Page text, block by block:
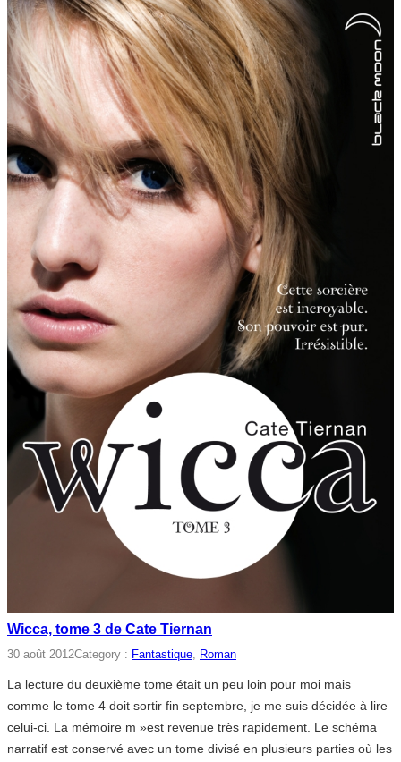
Wicca, tome 3 de Cate Tiernan
30 août 2012Category : Fantastique Roman
La lecture du deuxième tome était un peu loin pour moi mais
comme le tome 4 doit sortir fin septembre, je me suis décidée à lire
celui-ci. La mémoire m »est revenue très rapidement. Le schéma
narratif est conservé avec un tome divisé en plusieurs parties où les